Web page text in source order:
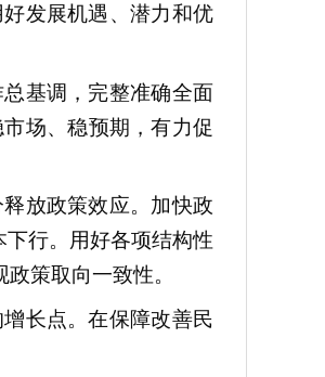
发展机遇、潜力和优
基调，完整准确全面
场、稳预期，有力促
放政策效应。加快政
行。用好各项结构性
策取向一致性。
长点。在保障改善民